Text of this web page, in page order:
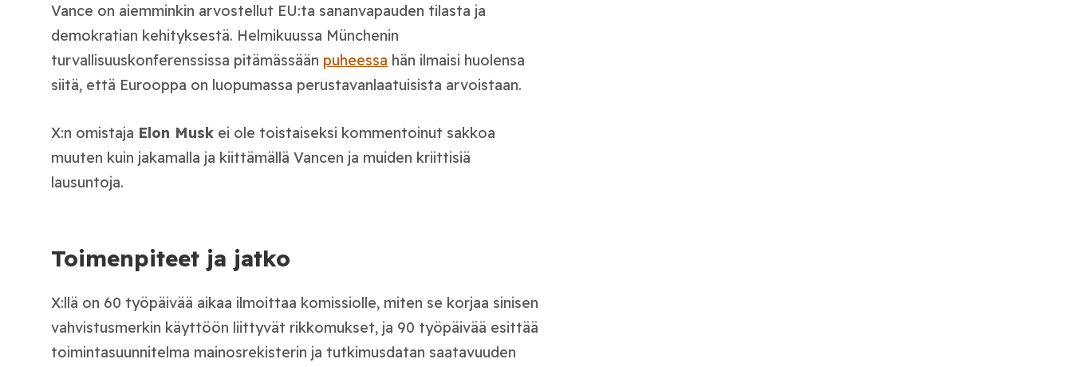
Vance on aiemminkin arvostellut EU:ta sananvapauden tilasta ja
demokratian kehityksestä. Helmikuussa Münchenin
turvallisuuskonferenssissa pitämässään puheessa hän ilmaisi huolensa
siitä, että Eurooppa on luopumassa perustavanlaatuisista arvoistaan.
X:n omistaja Elon Musk ei ole toistaiseksi kommentoinut sakkoa
muuten kuin jakamalla ja kiittämällä Vancen ja muiden kriittisiä
lausuntoja.
Toimenpiteet ja jatko
X:llä on 60 työpäivää aikaa ilmoittaa komissiolle, miten se korjaa sinisen
vahvistusmerkin käyttöön liittyvät rikkomukset, ja 90 työpäivää esittää
toimintasuunnitelma mainosrekisterin ja tutkimusdatan saatavuuden